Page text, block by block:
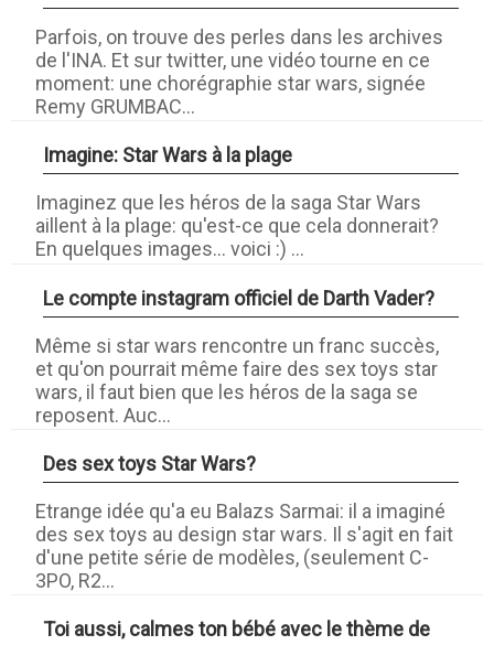
Parfois, on trouve des perles dans les archives
de l'INA. Et sur twitter, une vidéo tourne en ce
moment: une chorégraphie star wars, signée
Remy GRUMBAC...
Imagine: Star Wars à la plage
Imaginez que les héros de la saga Star Wars
aillent à la plage: qu'est-ce que cela donnerait?
En quelques images... voici :) ...
Le compte instagram officiel de Darth Vader?
Même si star wars rencontre un franc succès,
et qu'on pourrait même faire des sex toys star
wars, il faut bien que les héros de la saga se
reposent. Auc...
Des sex toys Star Wars?
Etrange idée qu'a eu Balazs Sarmai: il a imaginé
des sex toys au design star wars. Il s'agit en fait
d'une petite série de modèles, (seulement C-
3PO, R2...
Toi aussi, calmes ton bébé avec le thème de